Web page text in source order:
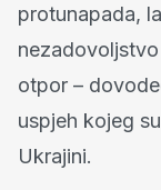
protunapada,
otpor –
uspjeh kojeg
Ukrajini.